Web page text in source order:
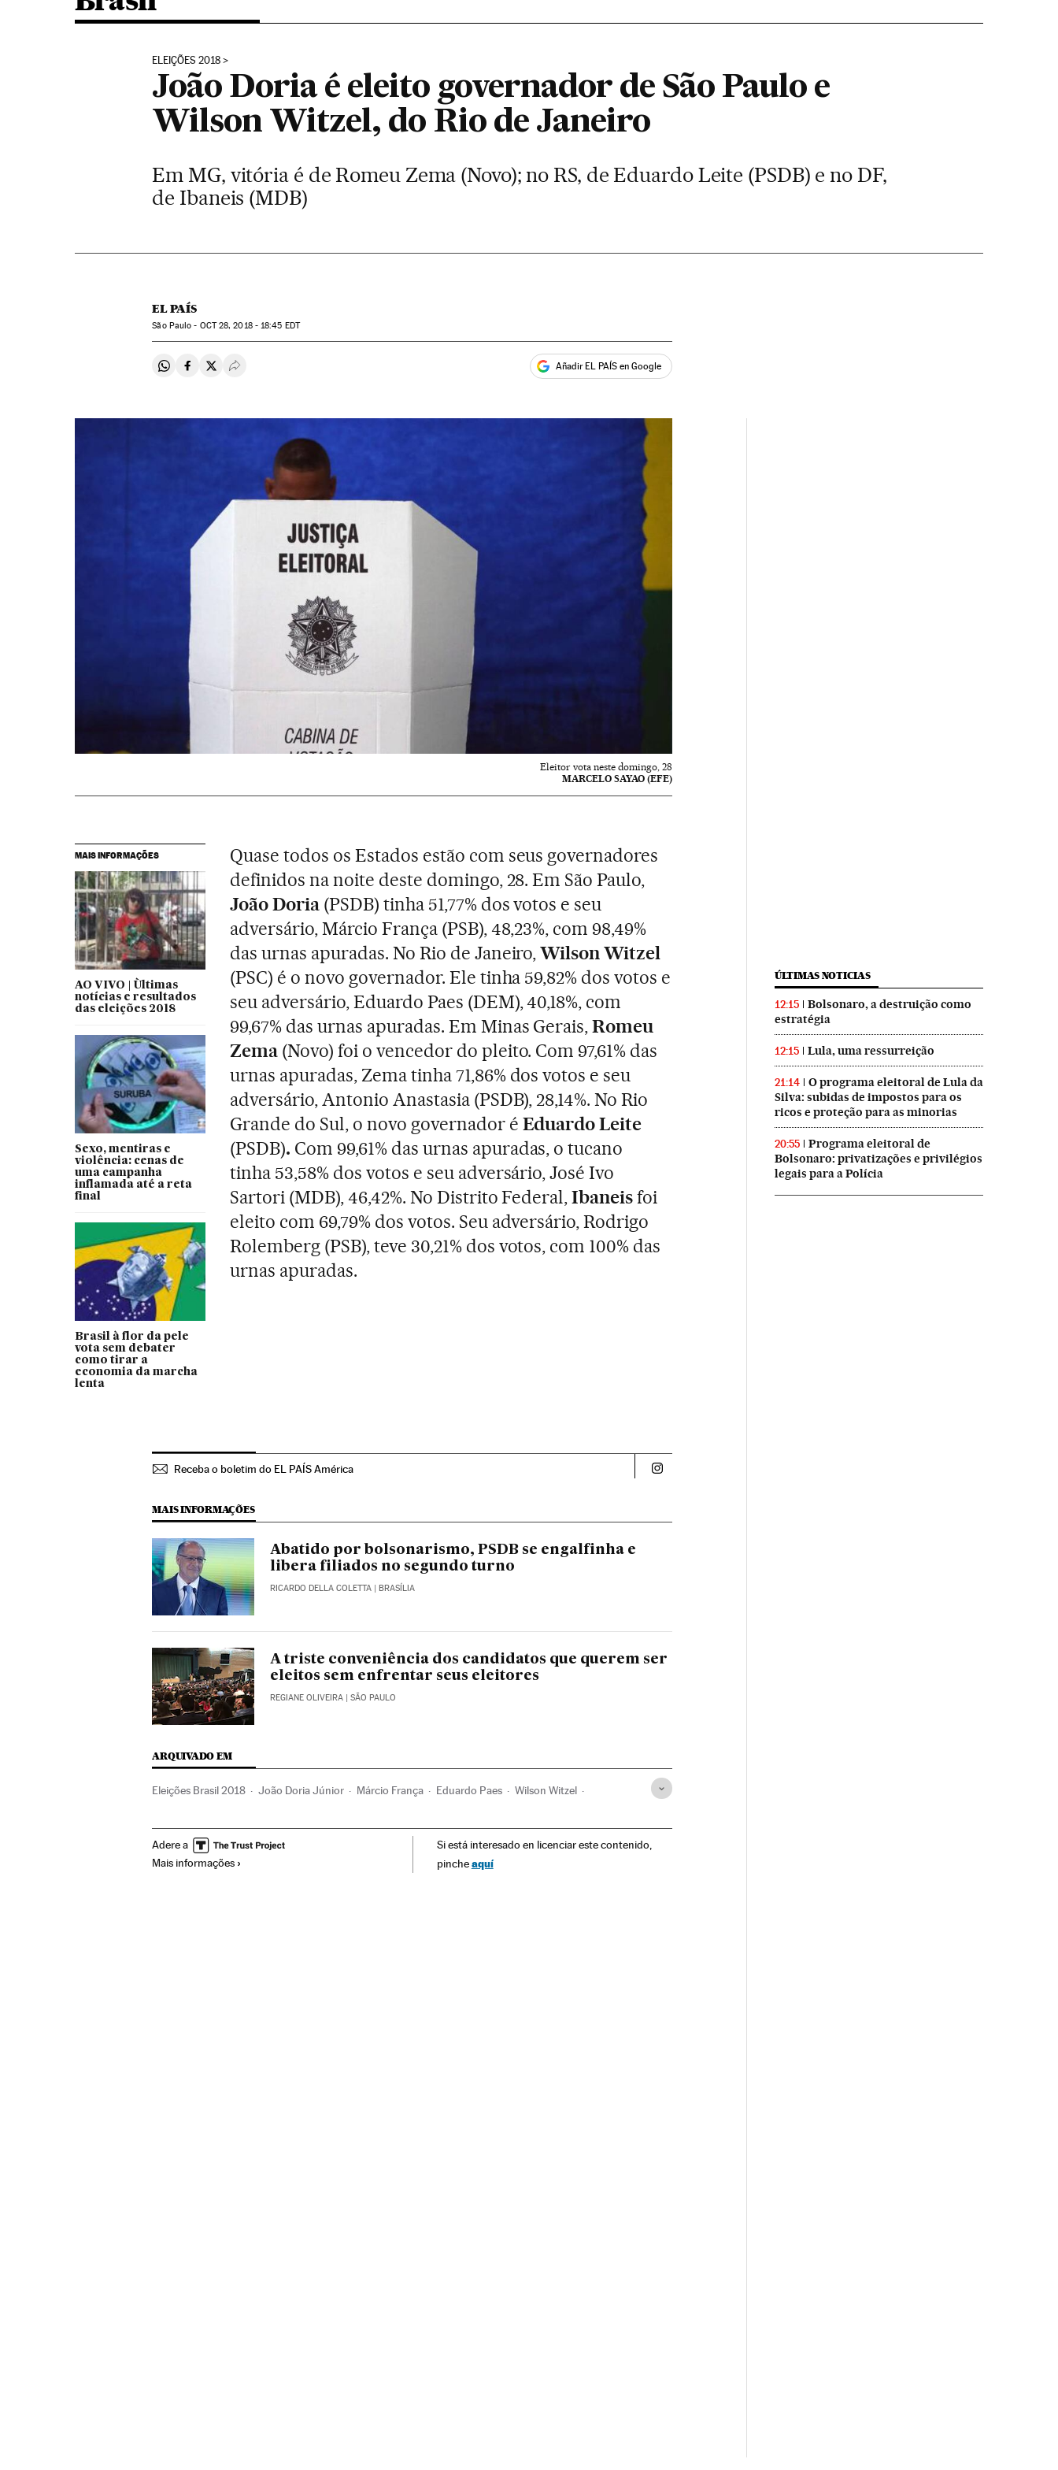
ELEIÇÕES 2018
João Doria é eleito governador de São Paulo e
Wilson Witzel, do Rio de Janeiro
Em MG, vitória é de Romeu Zema (Novo); no RS, de Eduardo Leite (PSDB) e no DF,
de Ibaneis (MDB)
EL PAÍS
São Paulo - OCT28, 2018 - 18:45 EDT
Compartir en Whatsapp
Compartir en Facebook
Compartir en Twitter
Desplegar Redes Sociales Añadir EL PAÍS en Google
Eleitor vota neste domingo, 28
MARCELO SAYAO (EFE)
MAIS INFORMAÇÕES
AO VIVO | Ùltimas
notícias e resultados
das eleições 2018
Sexo, mentiras e
violência: cenas de
uma campanha
inflamada até a reta
final
Brasil à flor da pele
vota sem debater
como tirar a
economia da marcha
lenta
Quase todos os Estados estão com seus governadores
definidos na noite deste domingo, 28. Em São Paulo,
João Doria(PSDB) tinha 51,77% dos votos e seu
adversário, Márcio França (PSB), 48,23%, com 98,49%
das urnas apuradas. No Rio de Janeiro,Wilson Witzel
(PSC) é o novo governador. Ele tinha 59,82% dos votos e
seu adversário, Eduardo Paes (DEM), 40,18%, com
99,67% das urnas apuradas. Em Minas Gerais,Romeu
Zema (Novo) foi o vencedor do pleito. Com 97,61% das
urnas apuradas, Zema tinha 71,86% dos votos e seu
adversário, Antonio Anastasia (PSDB), 28,14%. No Rio
Grande do Sul, o novo governador é Eduardo Leite
(PSDB). Com 99,61% das urnas apuradas, o tucano
tinha 53,58% dos votos e seu adversário, José Ivo
Sartori (MDB), 46,42%. No Distrito Federal,Ibaneisfoi
eleito com 69,79% dos votos. Seu adversário, Rodrigo
Rolemberg (PSB), teve 30,21% dos votos, com 100% das
urnas apuradas.
Receba o boletim do EL PAÍS América Politica El País Brasil en Instagram
MAIS INFORMAÇÕES
Abatido por bolsonarismo, PSDB se engalfinha e
libera filiados no segundo turno
RICARDO DELLA COLETTA | BRASÍLIA
A triste conveniência dos candidatos que querem ser
eleitos sem enfrentar seus eleitores
REGIANE OLIVEIRA | SÃO PAULO
ARQUIVADO EM
Eleições Brasil 2018 João Doria Júnior Márcio França Eduardo Paes Wilson Witzel
Política Eleições 2018
Adere a
Mais informações
Si está interesado en licenciar este contenido,
pincheaquí
ÚLTIMAS NOTICIAS
12:15
Bolsonaro, a destruição como
estratégia
12:15 Lula, uma ressurreição
21:14
O programa eleitoral de Lula da
Silva: subidas de impostos para os
ricos e proteção para as minorias
20:55
Programa eleitoral de
Bolsonaro: privatizações e privilégios
legais para a Polícia